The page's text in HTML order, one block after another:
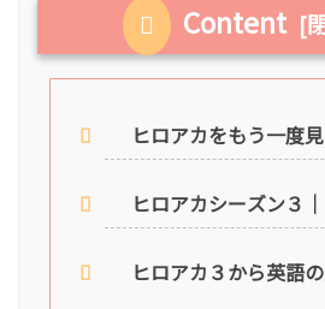
Content
ヒロアカをもう一度
ヒロアカシーズン３
ヒロアカ３から英語